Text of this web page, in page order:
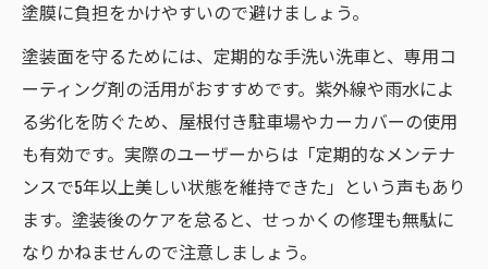
塗膜に負担をかけやすいので避けましょう。
塗装面を守るためには、定期的な手洗い洗車と、専用コ
ーティング剤の活用がおすすめです。紫外線や雨水によ
る劣化を防ぐため、屋根付き駐車場やカーカバーの使用
も有効です。実際のユーザーからは「定期的なメンテナ
ンスで5年以上美しい状態を維持できた」という声もあり
ます。塗装後のケアを怠ると、せっかくの修理も無駄に
なりかねませんので注意しましょう。